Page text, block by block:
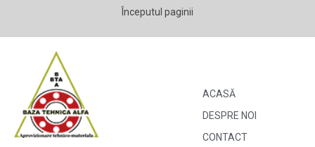
Începutul paginii
ACASĂ
DESPRE NOI
CONTACT